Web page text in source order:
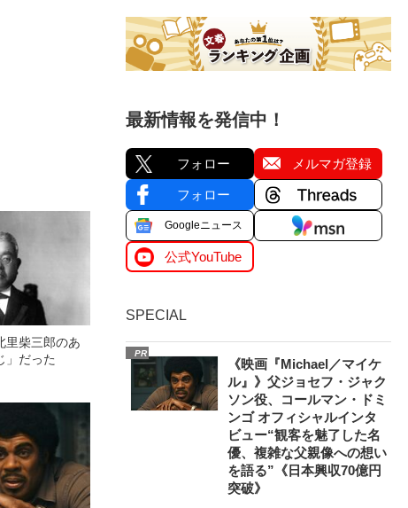
柴三郎のあ
」だった
最新情報を発信中！
フォロー メルマガ登録
フォロー
Googleニュース
公式YouTube
SPECIAL
PR
《映画『Michael／マイケ
ル』》父ジョセフ・ジャク
ソン役、コールマン・ドミ
ンゴ オフィシャルインタ
ビュー“観客を魅了した名
優、複雑な父親像への想い
を語る”《日本興収70億円
突破》